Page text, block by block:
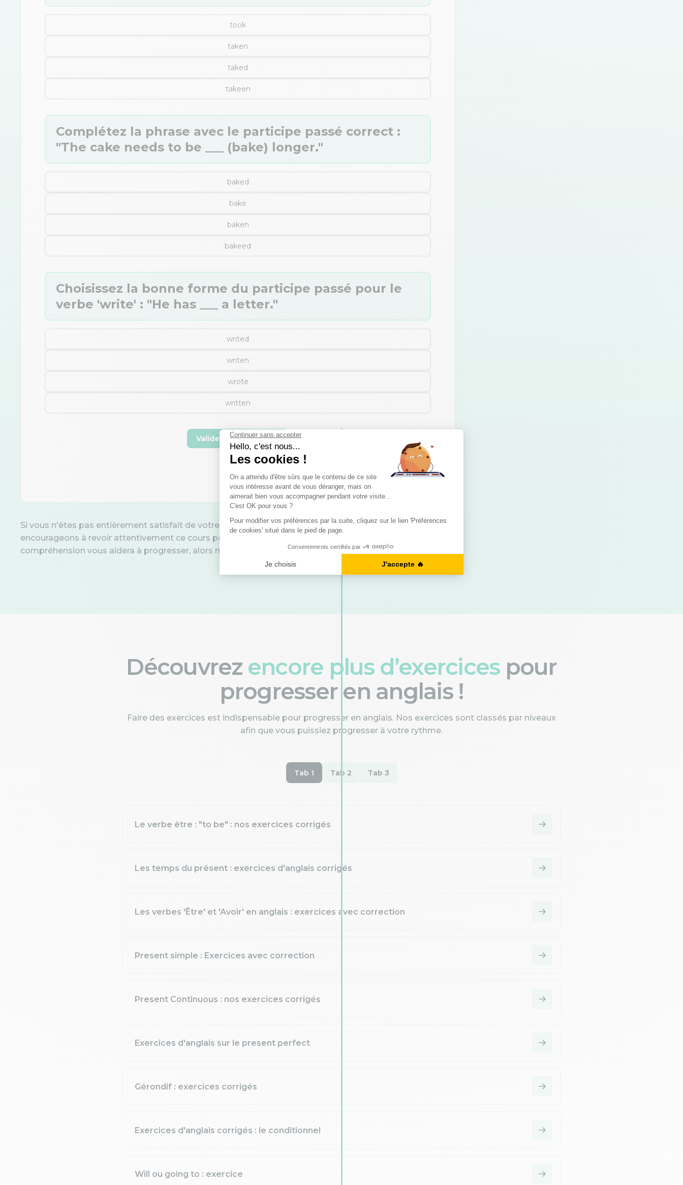
took
taken
taked
takeen
Complétez la phrase avec le participe passé correct :
"The cake needs to be ___ (bake) longer."
baked
bake
baken
bakeed
Choisissez la bonne forme du participe passé pour le
verbe 'write' : "He has ___ a letter."
writed
writen
wrote
written
Valider mes réponses
Si vous n'êtes pas entièrement satisfait de votre score surle participe passé anglais, nous vous
encourageons à revoir attentivement ce cours pour bien maîtriser cette notion essentielle. Une bonne
compréhension vous aidera à progresser, alors n'hésitez pas à retourner vous exercer !
Découvrez encore plus d’exercicespour
progresser en anglais !
Faire des exercices est indispensable pour progresser en anglais. Nos exercices sont classés par niveaux
afin que vous puissiez progresser à votre rythme.
Tab 1 Tab 2 Tab 3
Le verbe être : "to be" : nos exercices corrigés
Les temps du présent : exercices d'anglais corrigés
Les verbes 'Être' et 'Avoir' en anglais : exercices avec correction
Present simple : Exercices avec correction
Present Continuous : nos exercices corrigés
Exercices d'anglais sur le present perfect
Gérondif : exercices corrigés
Exercices d'anglais corrigés : le conditionnel
Will ou going to : exercice